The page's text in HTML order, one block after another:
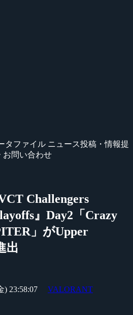
タファイル ニュース投稿・情報提
お問い合わせ
Challengers
』Day2「Crazy
」がUpper
出
) 23:58:07 VALORANT